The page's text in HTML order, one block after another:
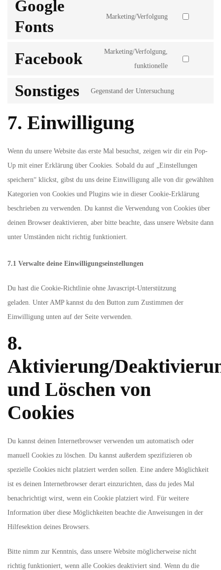
service
Google
Fonts
Marketing/Verfolgung
Facebook
Marketing/Verfolgung,
funktionelle
Sonstiges
Gegenstand der Untersuchung
7. Einwilligung
Wenn du unsere Website das erste Mal besuchst, zeigen wir dir ein Pop-
Up mit einer Erklärung über Cookies. Sobald du auf „Einstellungen
speichern“ klickst, gibst du uns deine Einwilligung alle von dir gewählten
Kategorien von Cookies und Plugins wie in dieser Cookie-Erklärung
beschrieben zu verwenden. Du kannst die Verwendung von Cookies über
deinen Browser deaktivieren, aber bitte beachte, dass unsere Website dann
unter Umständen nicht richtig funktioniert.
7.1 Verwalte deine Einwilligungseinstellungen
Du hast die Cookie-Richtlinie ohne Javascript-Unterstützung
geladen. Unter AMP kannst du den Button zum Zustimmen der
Einwilligung unten auf der Seite verwenden.
8.
Aktivierung/
und Löschen von
Cookies
Du kannst deinen Internetbrowser verwenden um automatisch oder
manuell Cookies zu löschen. Du kannst außerdem spezifizieren ob
spezielle Cookies nicht platziert werden sollen. Eine andere Möglichkeit
ist es deinen Internetbrowser derart einzurichten, dass du jedes Mal
benachrichtigt wirst, wenn ein Cookie platziert wird. Für weitere
Information über diese Möglichkeiten beachte die Anweisungen in der
Hilfesektion deines Browsers.
Bitte nimm zur Kenntnis, dass unsere Website möglicherweise nicht
richtig funktioniert, wenn alle Cookies deaktiviert sind. Wenn du die